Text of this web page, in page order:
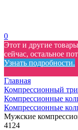
0
Этот и другие
сейчас, остальное
Узнать подробности.
Главная
Компрессионный
Компрессионные
Компрессионные
Мужские
4124